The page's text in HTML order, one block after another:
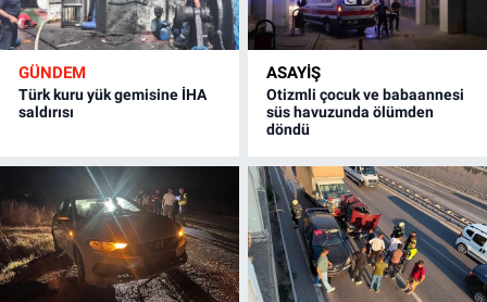
GÜNDEM
Türk kuru yük gemisine İHA
saldırısı
ASAYİŞ
Otizmli çocuk ve babaannesi
süs havuzunda ölümden
döndü